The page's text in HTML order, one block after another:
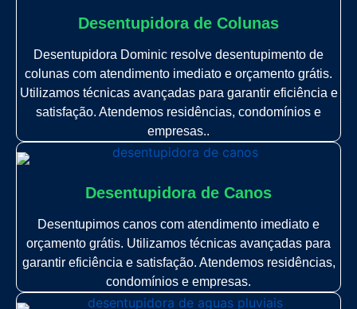
Desentupidora de Colunas
Desentupidora Dominic resolve desentupimento de
colunas com atendimento imediato e orçamento grátis.
Utilizamos técnicas avançadas para garantir eficiência e
satisfação. Atendemos residências, condomínios e
empresas..
Desentupidora de Canos
Desentupimos canos com atendimento imediato e
orçamento grátis. Utilizamos técnicas avançadas para
garantir eficiência e satisfação. Atendemos residências,
condomínios e empresas.